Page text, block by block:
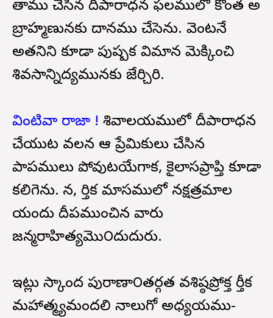
తాము చేసిన దీపారాధన ఫలములో కొంత అ
బ్రాహ్మణునకు దానము చేసెను. వెంటనే
అతనిని కూడా పుష్పక విమాన మెక్కించి
శివసాన్నిద్యమునకు జేర్చిరి.
వింటివా రాజా ! శివాలయములో దీపారాధన
చేయుట వలన ఆ ప్రేమికులు చేసిన
పాపములు పోవుటయేగాక, కైలాసప్రాప్తి కూడా
కలిగెను. కాన, కార్తిక మాసములో నక్షత్రమాల
యందు దీపముంచిన వారు
జన్మరాహిత్యమొ౦దుదురు.
ఇట్లు స్కాంద పురాణా౦తర్గత వశిష్ఠప్రోక్త కార్తీక
మహాత్మ్యమందలి నాలుగో అధ్యయము-